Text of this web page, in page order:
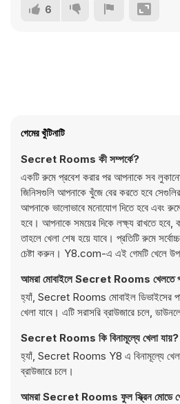
6
গেমের খুঁটিনাটি
Secret Rooms কী সম্পর্কে?
একটি রুমে প্রবেশ করার পর আপনাকে সব
জিনিসগুলি আপনাকে খুঁজে বের করতে হবে সেগুলির
আপনাকে ভালোভাবে মনোযোগ দিতে হবে এবং
হবে। আপনাকে সময়ের দিকে লক্ষ্য রাখতে হবে,
তাহলে খেলা শেষ হয়ে যাবে। প্রতিটি রুমে
চেষ্টা করুন। Y8.com-এ এই গেমটি খেলে
আমরা মোবাইলে Secret Rooms খেলতে
হ্যাঁ, Secret Rooms মোবাইল ডিভাইসের
খেলা যাবে। এটি সরাসরি ব্রাউজারে চলে,
Secret Rooms কি বিনামূল্যে খেলা যায়?
হ্যাঁ, Secret Rooms Y8 এ বিনামূল্যে খেলা
ব্রাউজারে চলে।
আমরা Secret Rooms ফুল স্ক্রিন মোডে